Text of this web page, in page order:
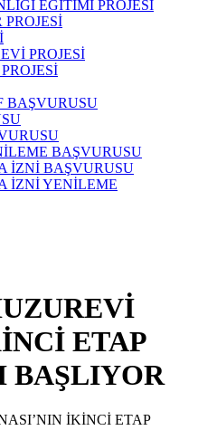
EĞİTİMİ PROJESİ
PROJESİ
BAŞVURUSU
BAŞVURUSU
İZNİ BAŞVURUSU
İZNİ YENİLEME
ETAP
BAŞLIYOR